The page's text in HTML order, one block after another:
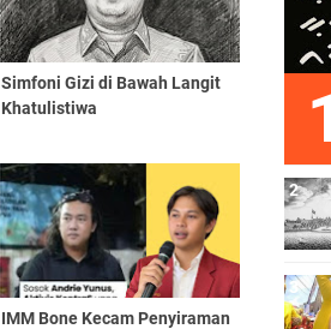
​Simfoni Gizi di Bawah Langit
Khatulistiwa
IMM Bone Kecam Penyiraman